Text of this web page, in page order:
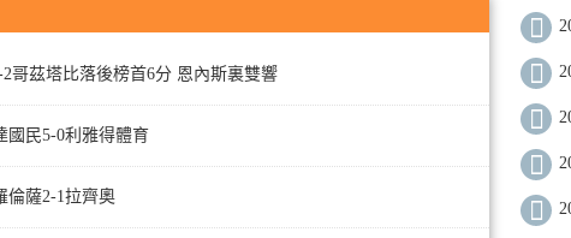
茲塔比落後榜首6分 恩內斯裏雙響
國民5-0利雅得體育
倫薩2-1拉齊奧